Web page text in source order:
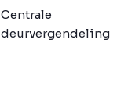
Centrale
deurvergendeling